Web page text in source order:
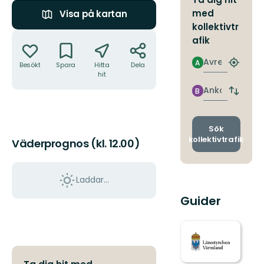
Visa på kartan
Besökt Spara
Hitta
hit
Dela
Väderprognos (kl. 12.00)
Laddar...
med
kollektivtr
afik
Avresa
A
Hitta
Ankomst
B
Byt
och
Sök
kollektivtrafik
Guider